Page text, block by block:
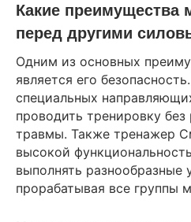
Какие
перед другими
Одним из основных
является его
специальных
проводить тренировку без
травмы. Также тренажер
высокой
выполнять разнообразные
прорабатывая все группы